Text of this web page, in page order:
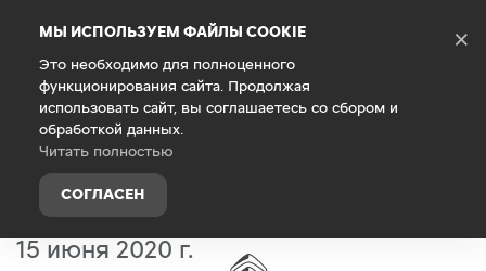
МЫ ИСПОЛЬЗУЕМ ФАЙЛЫ COOKIE
Это необходимо для полноценного
функционирования сайта. Продолжая
использовать сайт, вы соглашаетесь со сбором и
обработкой данных.
Читать полностью
СОГЛАСЕН
×
Главная О компании Новости
ГРУЗОВОЙ ФУРГОН CITROËN
JUMPY В ПАССАЖИРСКОЙ
МОДИФИКАЦИИ TOUR COMFORT
15 июня 2020 г.